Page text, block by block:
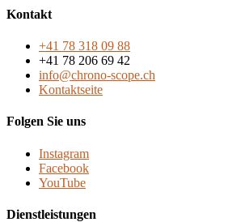
Kontakt
+41 78 318 09 88
+41 78 206 69 42
info@chrono-scope.ch
Kontaktseite
Folgen Sie uns
Instagram
Facebook
YouTube
Dienstleistungen